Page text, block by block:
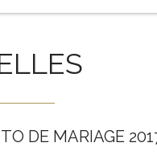
DE MARIAGE